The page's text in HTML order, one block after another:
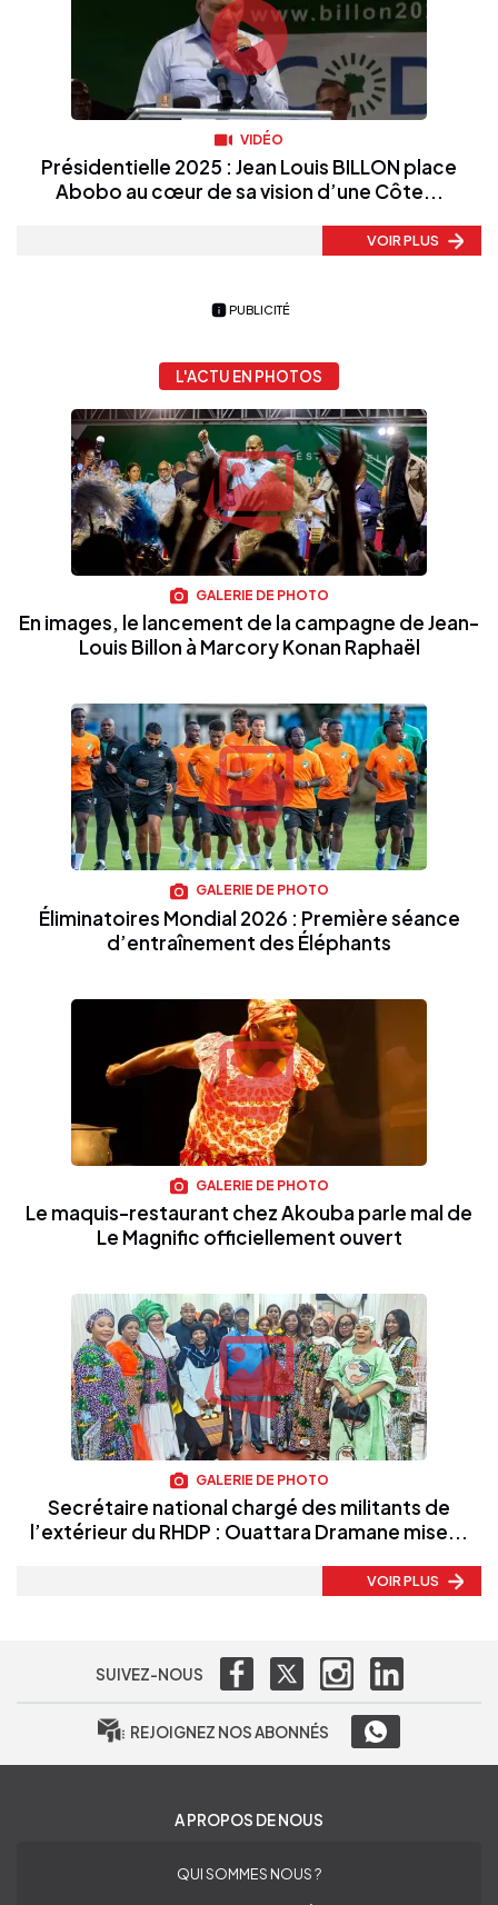
VIDÉO
Présidentielle 2025 : Jean Louis BILLON place
Abobo au cœur de sa vision d’une Côte...
VOIR PLUS
PUBLICITÉ
L'ACTU EN PHOTOS
GALERIE DE PHOTO
En images, le lancement de la campagne de Jean-
Louis Billon à Marcory Konan Raphaël
GALERIE DE PHOTO
Éliminatoires Mondial 2026 : Première séance
d’entraînement des Éléphants
GALERIE DE PHOTO
Le maquis-restaurant chez Akouba parle mal de
Le Magnific officiellement ouvert
GALERIE DE PHOTO
Secrétaire national chargé des militants de
l’extérieur du RHDP : Ouattara Dramane mise...
VOIR PLUS
SUIVEZ-NOUS
REJOIGNEZ NOS ABONNÉS
A PROPOS DE NOUS
QUI SOMMES NOUS ?